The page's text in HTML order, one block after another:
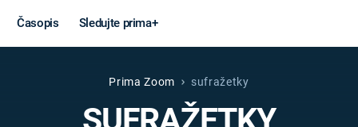
Časopis Sledujte prima+
Věda a
Prima Zoom sufražetky